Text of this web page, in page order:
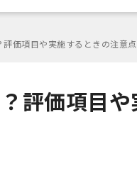
評価項目や実施するときの注意
評価項目